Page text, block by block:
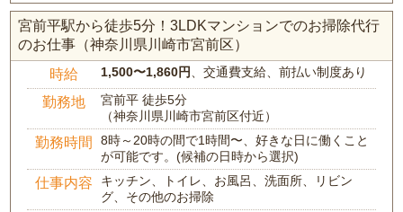
宮前平駅から徒歩5分！3LDKマンションでのお掃除代行
のお仕事（神奈川県川崎市宮前区）
時給 1,500〜1,860円 、交通費支給、前払い制度あり
勤務地
宮前平 徒歩5分
（神奈川県川崎市宮前区付近）
勤務時間
8時～20時の間で1時間〜、好きな日に働くこと
が可能です。(候補の日時から選択)
仕事内容
キッチン、トイレ、お風呂、洗面所、リビン
グ、その他のお掃除